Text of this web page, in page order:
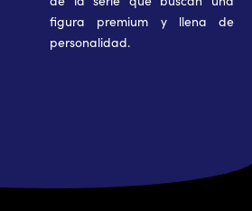
figura premium y llena de
personalidad.